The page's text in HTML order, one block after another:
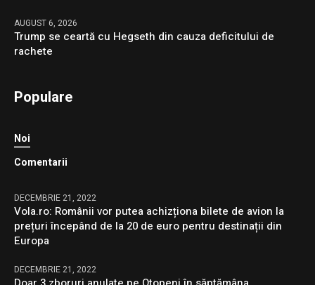
AUGUST 6, 2026
Trump se ceartă cu Hegseth din cauza deficitului de
rachete
Populare
Noi
Comentarii
DECEMBRIE 21, 2022
Vola.ro: Românii vor putea achizționa bilete de avion la
prețuri începând de la 20 de euro pentru destinații din
Europa
DECEMBRIE 21, 2022